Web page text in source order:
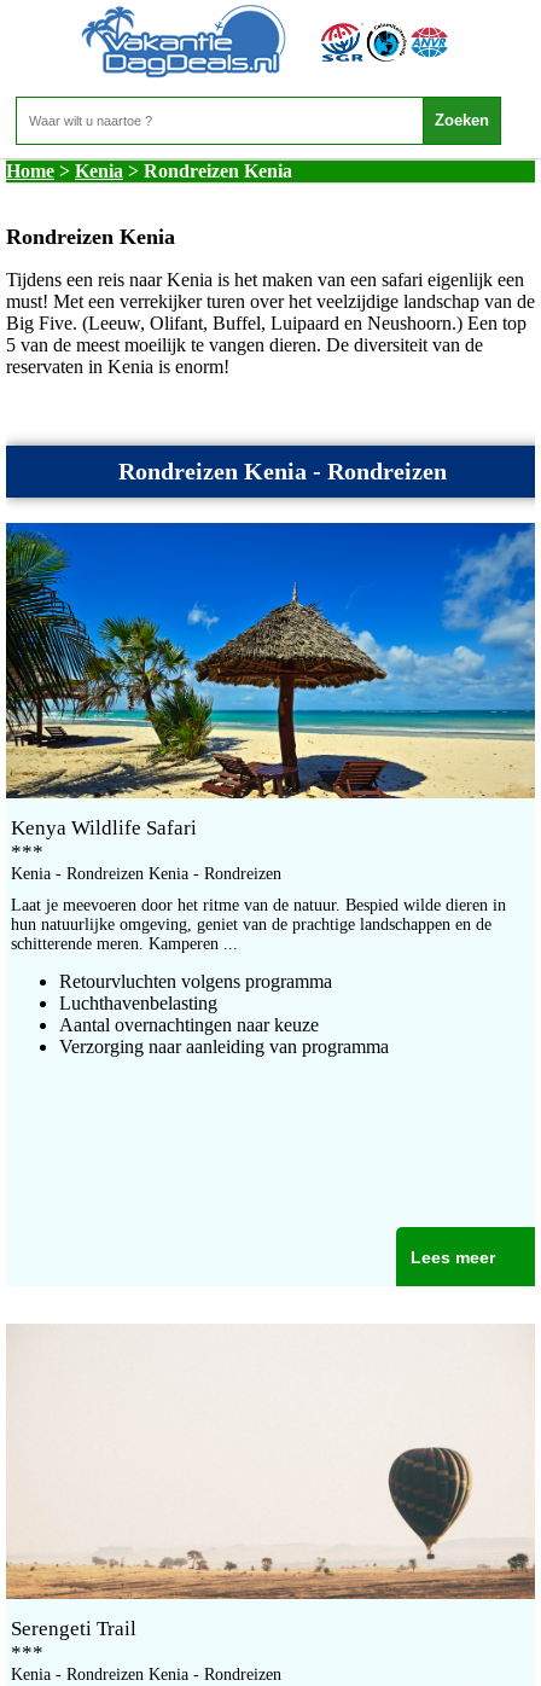
Kenia - Rondreizen Kenia
Home > Kenia > Rondreizen Kenia
Rondreizen Kenia
Tijdens een reis naar Kenia is het maken van een safari eigenlijk een
must! Met een verrekijker turen over het veelzijdige landschap van de
Big Five. (Leeuw, Olifant, Buffel, Luipaard en Neushoorn.) Een top
5 van de meest moeilijk te vangen dieren. De diversiteit van de
reservaten in Kenia is enorm!
Rondreizen Kenia - Rondreizen
Kenya Wildlife Safari
***
Kenia - Rondreizen Kenia - Rondreizen
Laat je meevoeren door het ritme van de natuur. Bespied wilde dieren in
hun natuurlijke omgeving, geniet van de prachtige landschappen en de
schitterende meren. Kamperen ...
Retourvluchten volgens programma
Luchthavenbelasting
Aantal overnachtingen naar keuze
Verzorging naar aanleiding van programma
Lees meer
Serengeti Trail
***
Kenia - Rondreizen Kenia - Rondreizen